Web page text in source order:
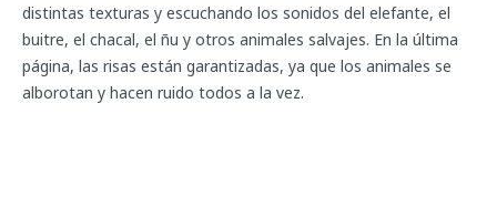
distintas texturas y escuchando los sonidos del elefante, el
buitre, el chacal, el ñu y otros animales salvajes. En la última
página, las risas están garantizadas, ya que los animales se
alborotan y hacen ruido todos a la vez.